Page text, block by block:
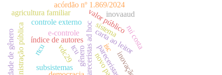
pareceristas ad hoc
índice de autores carta ao leitor
gênero
administração pública
igualdade de gênero
valor público
inovaaud
vdc29tcu isc
pareceristas
agricultura familiar
sistema
subsistemas
rtcu
acórdão nº 1.869/2024
e-controle
inovação
controle externo
rui costa
novo pac